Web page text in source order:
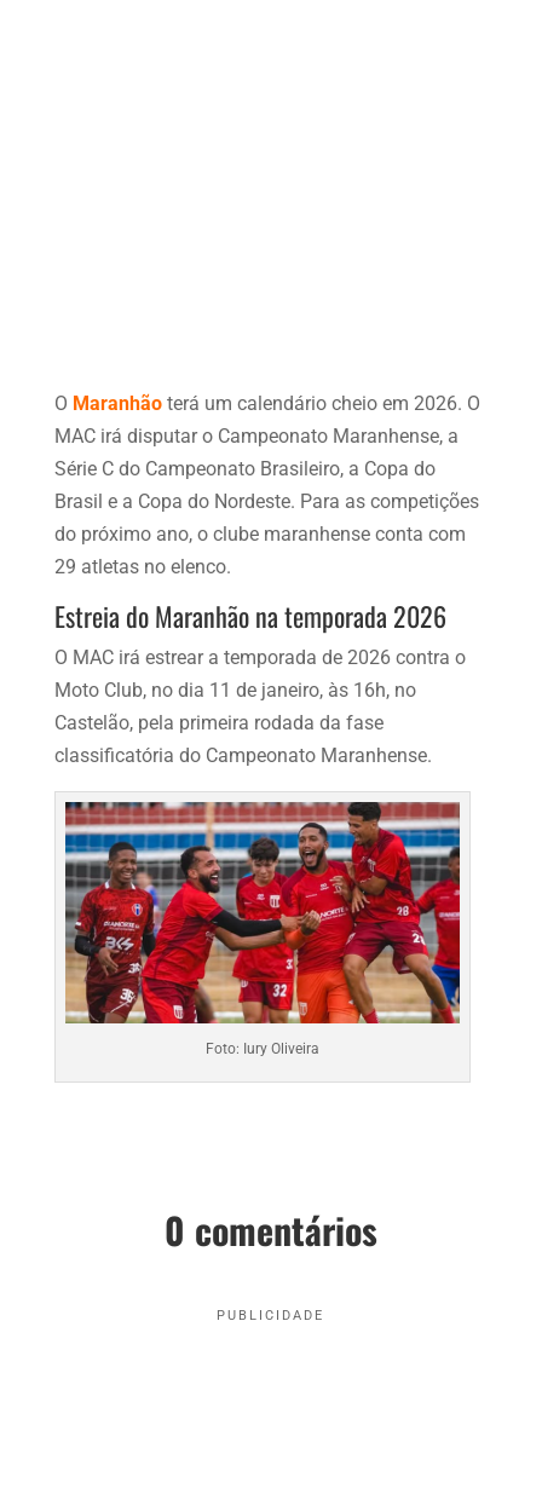
O Maranhão terá um calendário cheio em 2026. O
MAC irá disputar o Campeonato Maranhense, a
Série C do Campeonato Brasileiro, a Copa do
Brasil e a Copa do Nordeste. Para as competições
do próximo ano, o clube maranhense conta com
29 atletas no elenco.
Estreia do Maranhão na temporada 2026
O MAC irá estrear a temporada de 2026 contra o
Moto Club, no dia 11 de janeiro, às 16h, no
Castelão, pela primeira rodada da fase
classificatória do Campeonato Maranhense.
Foto: Iury Oliveira
0 comentários
PUBLICIDADE